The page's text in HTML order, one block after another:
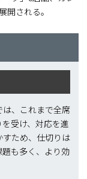
開される。
、これまで全席
受け、対応を進
ため、仕切りは
も多く、より効